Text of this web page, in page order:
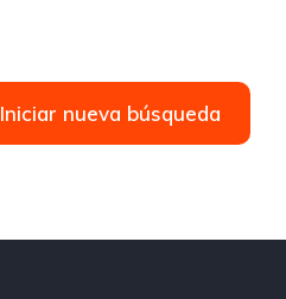
Iniciar nueva búsqueda